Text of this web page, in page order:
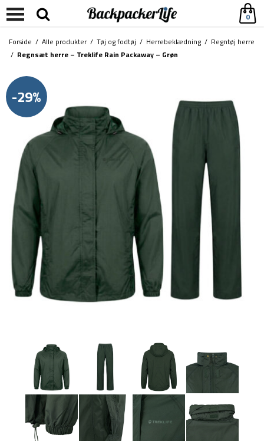
0
Forside / Alle produkter/ Tøj og fodtøj / Herrebeklædning / Regntøj herre
/ Regnsæt herre – Treklife Rain Packaway – Grøn
-29%